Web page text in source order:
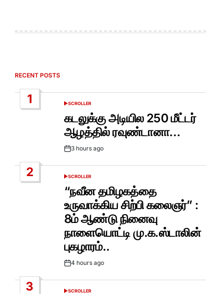
RECENT POSTS
1
POSTED
SCROLLER
கடலுக்கு அடியில 250 மீட்டர்
ஆழத்தில் ரவுண்டானா…
Post3 hours ago
2
POSTED
SCROLLER
“நவீன தமிழகத்தை
உருவாக்கிய சிற்பி கலைஞர்” :
8ம் ஆண்டு நினைவு
நாளையொட்டி மு.க.ஸ்டாலின்
புகழாரம்..
Post4 hours ago
3 SCROLLER